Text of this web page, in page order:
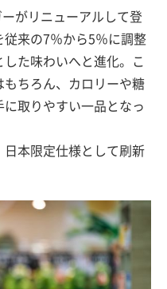
がリニューアルして登
来の7％から5％に調整
た味わいへと進化。こ
ちろん、カロリーや糖
取りやすい一品となっ
本限定仕様として刷新